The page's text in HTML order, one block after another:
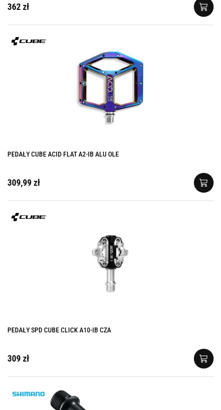
362 zł
PEDAŁY CUBE ACID FLAT A2-IB ALU OLE
309,99 zł
PEDAŁY SPD CUBE CLICK A10-IB CZA
309 zł